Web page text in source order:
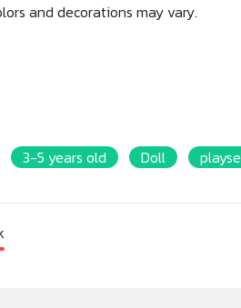
and decorations may vary.
3-5 years old Doll